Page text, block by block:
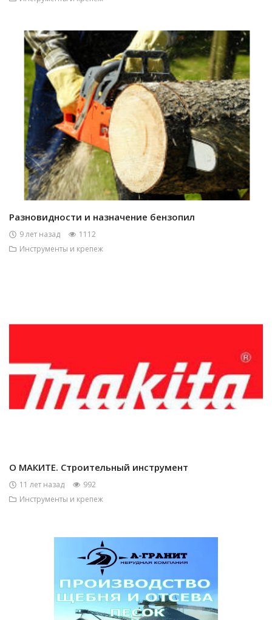
Разновидности и назначение бензопил
9 лет назад
1112
Инструменты и крепеж
О МАКИТЕ. Строительный инструмент
11 лет назад
992
Инструменты и крепеж